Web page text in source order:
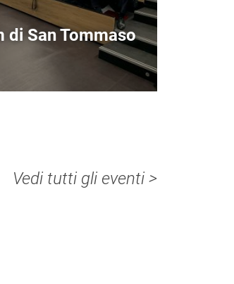
di San Tommaso
Vedi tutti gli eventi >